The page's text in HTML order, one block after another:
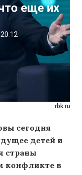
rbk.ru
еще их
20:12
сегодня
детей и
страны
конфликте в